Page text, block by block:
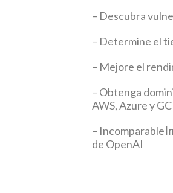
– Descubra
– Determine el
– Mejore el
– Obtenga
AWS, Azure y
– Incomparable
de OpenAI